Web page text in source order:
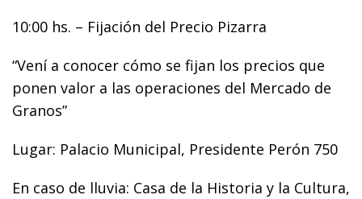
10:00 hs. – Fijación del Precio Pizarra
“Vení a conocer cómo se fijan los precios que
ponen valor a las operaciones del Mercado de
Granos”
Lugar: Palacio Municipal, Presidente Perón 750
En caso de lluvia: Casa de la Historia y la Cultura,